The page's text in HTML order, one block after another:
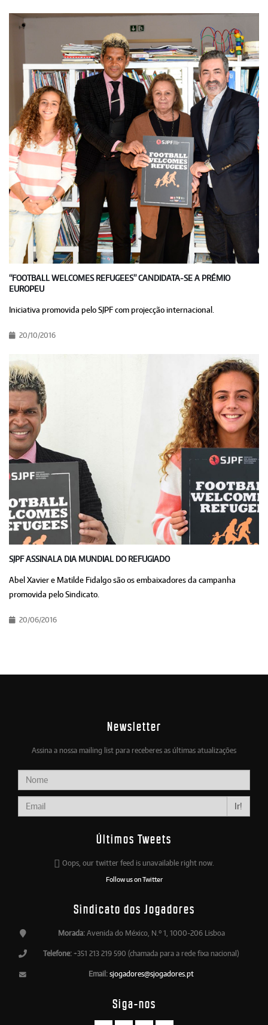
“FOOTBALL WELCOMES REFUGEES” CANDIDATA-SE A PRÉMIO
EUROPEU
Iniciativa promovida pelo SJPF com projecção internacional.
20/10/2016
SJPF ASSINALA DIA MUNDIAL DO REFUGIADO
Abel Xavier e Matilde Fidalgo são os embaixadores da campanha
promovida pelo Sindicato.
20/06/2016
Newsletter
Assina a nossa mailing list para receberes as últimas atualizações
Ir!
Últimos Tweets
Oops, our twitter feed is unavailable right now.
Follow us on Twitter
Sindicato dos Jogadores
Morada:Avenida do México, N.º 1, 1000-206 Lisboa
Telefone: +351 213 219 590 (chamada para a rede fixa nacional)
Email: sjogadores@sjogadores.pt
Siga-nos